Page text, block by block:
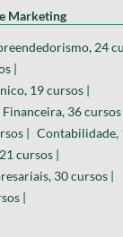
Marketing
24
|
19 cursos |
36 cursos |
|
Contabilidade,
cursos |
30 cursos |
|